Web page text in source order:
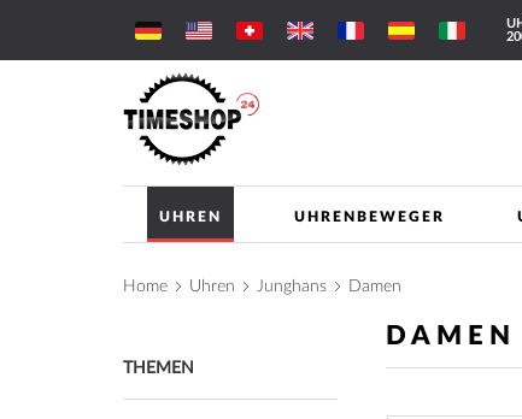
zum
Inhalt
UHREN UHRENBEWEGER
Home Uhren Junghans Damen
DAMEN
THEMEN